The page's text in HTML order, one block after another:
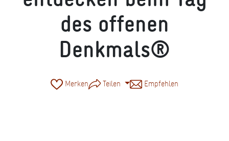
des offenen
Denkmals®
Merken Teilen Empfehlen